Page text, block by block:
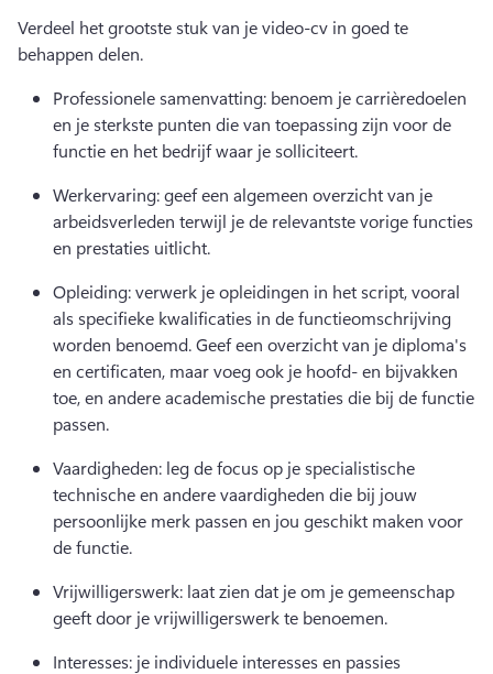
Verdeel het grootste stuk van je video-cv in goed te
behappen delen.
Professionele samenvatting: benoem je carrièredoelen
en je sterkste punten die van toepassing zijn voor de
functie en het bedrijf waar je solliciteert.
Werkervaring: geef een algemeen overzicht van je
arbeidsverleden terwijl je de relevantste vorige functies
en prestaties uitlicht.
Opleiding: verwerk je opleidingen in het script, vooral
als specifieke kwalificaties in de functieomschrijving
worden benoemd. Geef een overzicht van je diploma's
en certificaten, maar voeg ook je hoofd- en bijvakken
toe, en andere academische prestaties die bij de functie
passen.
Vaardigheden: leg de focus op je specialistische
technische en andere vaardigheden die bij jouw
persoonlijke merk passen en jou geschikt maken voor
de functie.
Vrijwilligerswerk: laat zien dat je om je gemeenschap
geeft door je vrijwilligerswerk te benoemen.
Interesses: je individuele interesses en passies